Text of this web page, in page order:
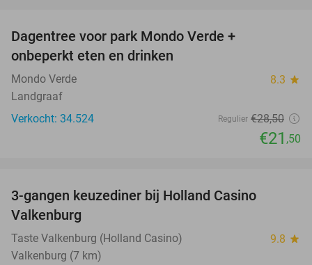
Dagentree voor park Mondo Verde +
onbeperkt eten en drinken
Mondo Verde 8.3 star
Landgraaf
Verkocht: 34.524
Regulier €28,50
€21 ,50
3-gangen keuzediner bij Holland Casino
Valkenburg
Taste Valkenburg (Holland Casino) 9.8 star
Valkenburg (7 km)